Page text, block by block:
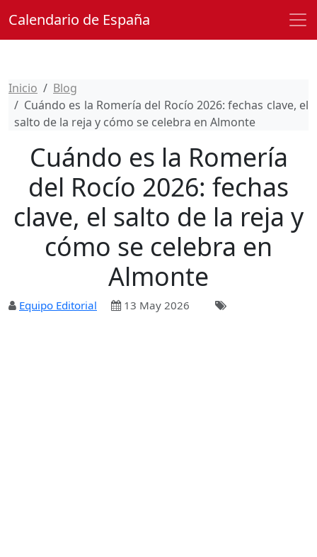
Calendario de España
Inicio
Blog
Cuándo es la Romería del Rocío 2026: fechas clave, el
salto de la reja y cómo se celebra en Almonte
Cuándo es la Romería
del Rocío 2026: fechas
clave, el salto de la reja y
cómo se celebra en
Almonte
Equipo Editorial 13 May 2026